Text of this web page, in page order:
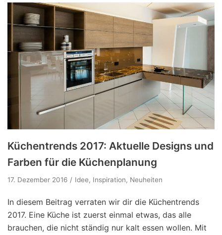
Küchentrends 2017: Aktuelle Designs und
Farben für die Küchenplanung
17. Dezember 2016 Idee, Inspiration, Neuheiten
In diesem Beitrag verraten wir dir die Küchentrends
2017. Eine Küche ist zuerst einmal etwas, das alle
brauchen, die nicht ständig nur kalt essen wollen. Mit